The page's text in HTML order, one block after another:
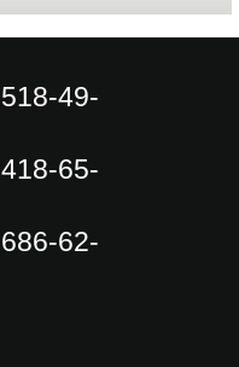
518-49-
418-65-
686-62-